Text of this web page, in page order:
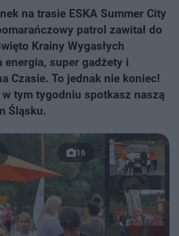
na trasie ESKA Summer City
patrol zawitał do
Krainy Wygasłych
energia, super gadżety i
Czasie. To jednak nie koniec!
tym tygodniu spotkasz naszą
Śląsku.
16